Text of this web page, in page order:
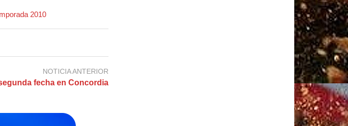
2010
NOTICIA ANTERIOR
fecha en Concordia